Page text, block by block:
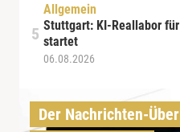
Allgemein
Stuttgart: KI-Reallabor
startet
06.08.2026
Der Nachrichten-